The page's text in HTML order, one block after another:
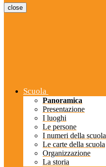
close
Scuola
Panoramica
Presentazione
I luoghi
Le persone
I numeri della scuola
Le carte della scuola
Organizzazione
La storia